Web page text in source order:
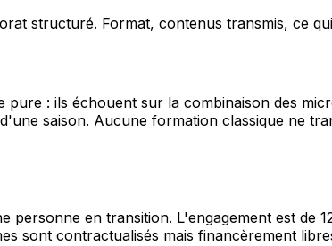
structuré. Format, contenus transmis, ce
: ils échouent sur la combinaison des
saison. Aucune formation classique ne
en transition. L'engagement est de
sont contractualisés mais financèrement